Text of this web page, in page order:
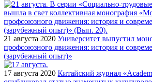
21 августа 2020 Университет выпустил
профсоюзного движения: история и
(зарубежный опыт)»
17 августа 2020 Китайский журнал